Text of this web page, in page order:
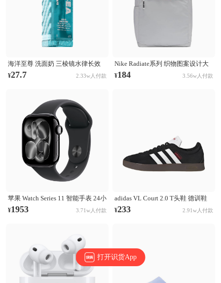
海洋至尊 洗面奶 三棱镜水律长效
控油祛痘洗面奶 清洁黑头毛孔 控
¥27.7 2.33w人付款
Nike Radiate系列 织物图案设计大
容量训练运动双肩包 白彩虹
¥184 3.56w人付款
苹果 Watch Series 11 智能手表 24小
时续航升级 Ion-X玻璃技术 双倍抗
¥1953 3.71w人付款
adidas VL Court 2.0 T头鞋 德训鞋
板鞋 百搭轻便复古防滑耐磨轻运动
¥233 2.91w人付款
打开识货App